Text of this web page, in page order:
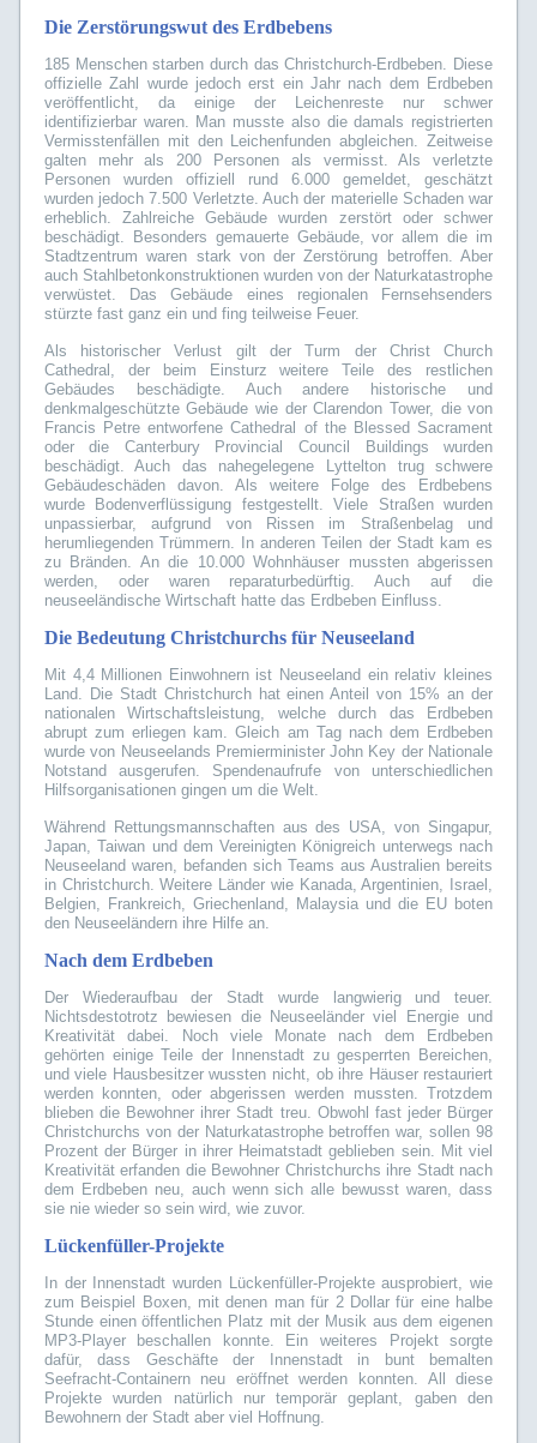
Die Zerstörungswut des Erdbebens
185 Menschen starben durch das Christchurch-Erdbeben. Diese
offizielle Zahl wurde jedoch erst ein Jahr nach dem Erdbeben
veröffentlicht, da einige der Leichenreste nur schwer
identifizierbar waren. Man musste also die damals registrierten
Vermisstenfällen mit den Leichenfunden abgleichen. Zeitweise
galten mehr als 200 Personen als vermisst. Als verletzte
Personen wurden offiziell rund 6.000 gemeldet, geschätzt
wurden jedoch 7.500 Verletzte. Auch der materielle Schaden war
erheblich. Zahlreiche Gebäude wurden zerstört oder schwer
beschädigt. Besonders gemauerte Gebäude, vor allem die im
Stadtzentrum waren stark von der Zerstörung betroffen. Aber
auch Stahlbetonkonstruktionen wurden von der Naturkatastrophe
verwüstet. Das Gebäude eines regionalen Fernsehsenders
stürzte fast ganz ein und fing teilweise Feuer.
Als historischer Verlust gilt der Turm der Christ Church
Cathedral, der beim Einsturz weitere Teile des restlichen
Gebäudes beschädigte. Auch andere historische und
denkmalgeschützte Gebäude wie der Clarendon Tower, die von
Francis Petre entworfene Cathedral of the Blessed Sacrament
oder die Canterbury Provincial Council Buildings wurden
beschädigt. Auch das nahegelegene Lyttelton trug schwere
Gebäudeschäden davon. Als weitere Folge des Erdbebens
wurde Bodenverflüssigung festgestellt. Viele Straßen wurden
unpassierbar, aufgrund von Rissen im Straßenbelag und
herumliegenden Trümmern. In anderen Teilen der Stadt kam es
zu Bränden. An die 10.000 Wohnhäuser mussten abgerissen
werden, oder waren reparaturbedürftig. Auch auf die
neuseeländische Wirtschaft hatte das Erdbeben Einfluss.
Die Bedeutung Christchurchs für Neuseeland
Mit 4,4 Millionen Einwohnern ist Neuseeland ein relativ kleines
Land. Die Stadt Christchurch hat einen Anteil von 15% an der
nationalen Wirtschaftsleistung, welche durch das Erdbeben
abrupt zum erliegen kam. Gleich am Tag nach dem Erdbeben
wurde von Neuseelands Premierminister John Key der Nationale
Notstand ausgerufen. Spendenaufrufe von unterschiedlichen
Hilfsorganisationen gingen um die Welt.
Während Rettungsmannschaften aus des USA, von Singapur,
Japan, Taiwan und dem Vereinigten Königreich unterwegs nach
Neuseeland waren, befanden sich Teams aus Australien bereits
in Christchurch. Weitere Länder wie Kanada, Argentinien, Israel,
Belgien, Frankreich, Griechenland, Malaysia und die EU boten
den Neuseeländern ihre Hilfe an.
Nach dem Erdbeben
Der Wiederaufbau der Stadt wurde langwierig und teuer.
Nichtsdestotrotz bewiesen die Neuseeländer viel Energie und
Kreativität dabei. Noch viele Monate nach dem Erdbeben
gehörten einige Teile der Innenstadt zu gesperrten Bereichen,
und viele Hausbesitzer wussten nicht, ob ihre Häuser restauriert
werden konnten, oder abgerissen werden mussten. Trotzdem
blieben die Bewohner ihrer Stadt treu. Obwohl fast jeder Bürger
Christchurchs von der Naturkatastrophe betroffen war, sollen 98
Prozent der Bürger in ihrer Heimatstadt geblieben sein. Mit viel
Kreativität erfanden die Bewohner Christchurchs ihre Stadt nach
dem Erdbeben neu, auch wenn sich alle bewusst waren, dass
sie nie wieder so sein wird, wie zuvor.
Lückenfüller-Projekte
In der Innenstadt wurden Lückenfüller-Projekte ausprobiert, wie
zum Beispiel Boxen, mit denen man für 2 Dollar für eine halbe
Stunde einen öffentlichen Platz mit der Musik aus dem eigenen
MP3-Player beschallen konnte. Ein weiteres Projekt sorgte
dafür, dass Geschäfte der Innenstadt in bunt bemalten
Seefracht-Containern neu eröffnet werden konnten. All diese
Projekte wurden natürlich nur temporär geplant, gaben den
Bewohnern der Stadt aber viel Hoffnung.